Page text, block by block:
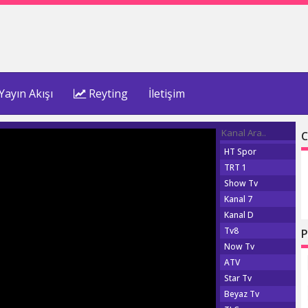
Akışı Reyting İletişim
HT Spor
TRT 1
Show Tv
Kanal 7
Kanal D
Tv8
Now Tv
ATV
Star Tv
Beyaz Tv